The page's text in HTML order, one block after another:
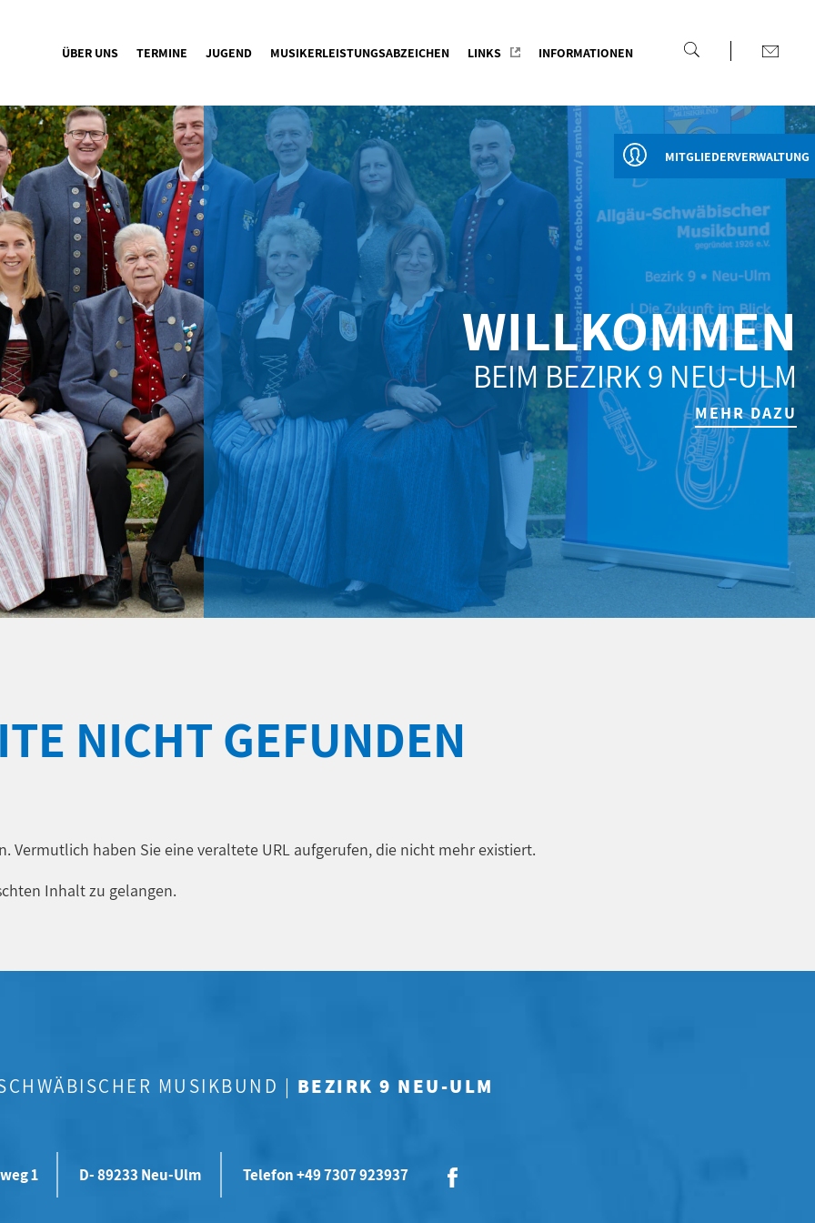
ÜBER UNS TERMINE JUGEND MUSIKERLEISTUNGSABZEICHEN LINKS INFORMATIONEN
WILLKOMMEN
BEIM BEZIRK 9 NEU-ULM
MEHR DAZU
MITGLIEDERVERWALTUNG
NICHT GEFUNDEN
Vermutlich haben Sie eine veraltete URL aufgerufen, die nicht mehr existiert.
Inhalt zu gelangen.
MUSIKBUND | BEZIRK 9 NEU-ULM
1 D- 89233 Neu-Ulm Telefon +49 7307 923937